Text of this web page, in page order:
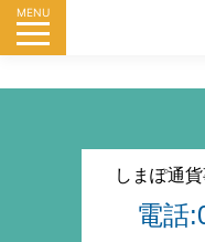
MENU
しまぽ通
電話